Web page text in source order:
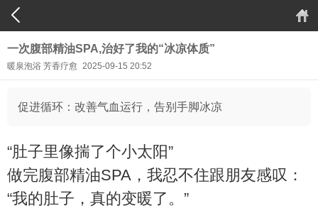
一次腹部精油SPA,治好了我的“冰凉体质”
暖泉泡浴 芳香疗愈 2025-09-15 20:52
促进循环：改善气血运行，告别手脚冰凉
“肚子里像揣了个小太阳”
做完腹部精油SPA，我忍不住跟朋友感叹：
“我的肚子，真的变暖了。”